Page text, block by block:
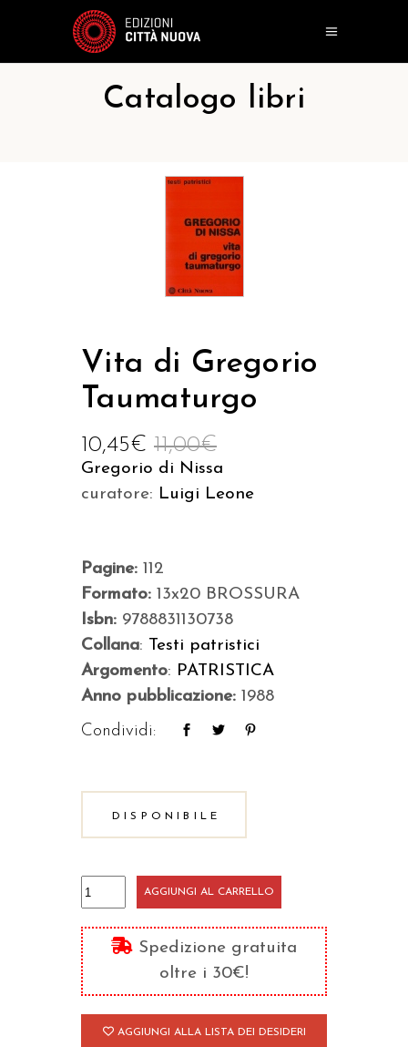
Catalogo libri
Vita di Gregorio
Taumaturgo
11,00€
10,45€
Gregorio di Nissa
curatore: Luigi Leone
Pagine: 112
Formato: 13x20 BROSSURA
Isbn: 9788831130738
Collana: Testi patristici
Argomento: PATRISTICA
Anno pubblicazione: 1988
Condividi:
DISPONIBILE
Vita
di
Gregorio
Taumaturgo
quantità
AGGIUNGI AL CARRELLO
Spedizione gratuita
oltre i 30€!
AGGIUNGI ALLA LISTA DEI DESIDERI